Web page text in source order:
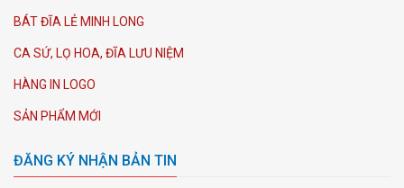
BÁT ĐĨA LẺ MINH LONG
CA SỨ, LỌ HOA, ĐĨA LƯU NIỆM
HÀNG IN LOGO
SẢN PHẨM MỚI
ĐĂNG KÝ NHẬN BẢN TIN